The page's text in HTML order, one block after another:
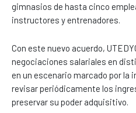
gimnasios de hasta cinco
instructores y entrenadores.
Con este nuevo acuerdo,
negociaciones salariales en
en un escenario marcado por la
revisar periódicamente los
preservar su poder adquisitivo.